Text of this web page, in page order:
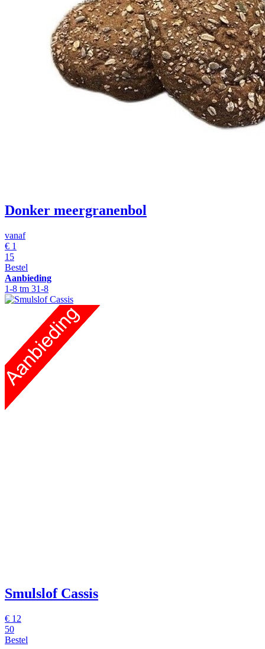
Donker meergranenbol
vanaf
€ 1
15
Bestel
Aanbieding
1-8 tm 31-8
Smulslof Cassis
€ 12
50
Bestel